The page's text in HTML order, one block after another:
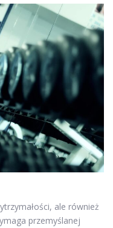
ale również
przemyślanej